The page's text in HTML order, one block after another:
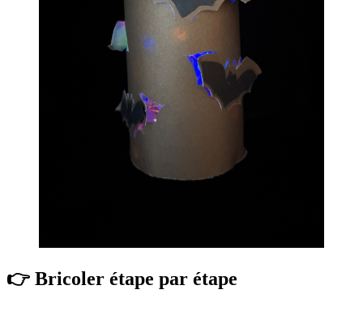
👉 Bricoler étape par étape